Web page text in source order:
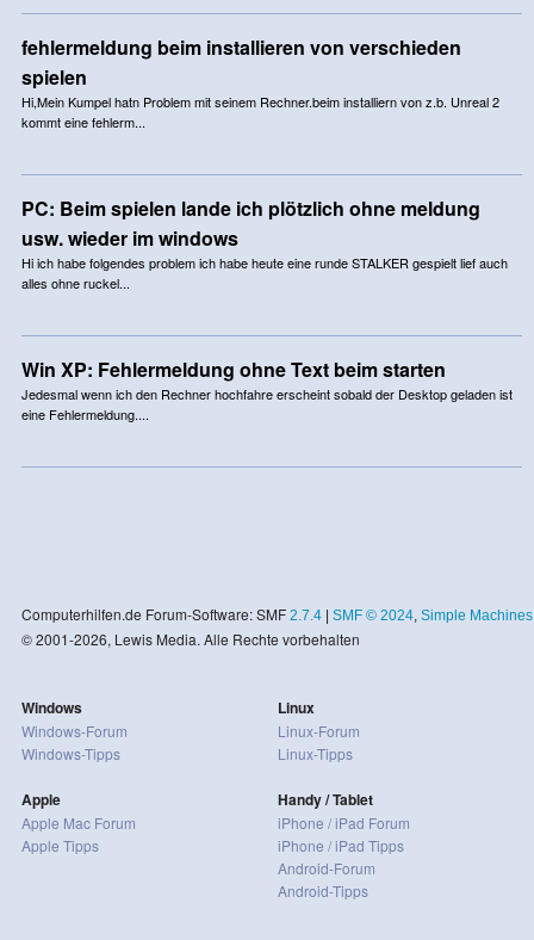
fehlermeldung beim installieren von verschieden
spielen
Hi,Mein Kumpel hatn Problem mit seinem Rechner.beim installiern von z.b. Unreal 2
kommt eine fehlerm...
PC: Beim spielen lande ich plötzlich ohne meldung
usw. wieder im windows
Hi ich habe folgendes problem ich habe heute eine runde STALKER gespielt lief auch
alles ohne ruckel...
Win XP: Fehlermeldung ohne Text beim starten
Jedesmal wenn ich den Rechner hochfahre erscheint sobald der Desktop geladen ist
eine Fehlermeldung....
Computerhilfen.de Forum-Software: SMF 2.7.4| SMF © 2024, Simple Machines
© 2001-2026, Lewis Media. Alle Rechte vorbehalten
Windows
Windows-Forum
Windows-Tipps
Apple
Apple Mac Forum
Apple Tipps
Linux
Linux-Forum
Linux-Tipps
Handy / Tablet
iPhone / iPad Forum
iPhone / iPad Tipps
Android-Forum
Android-Tipps